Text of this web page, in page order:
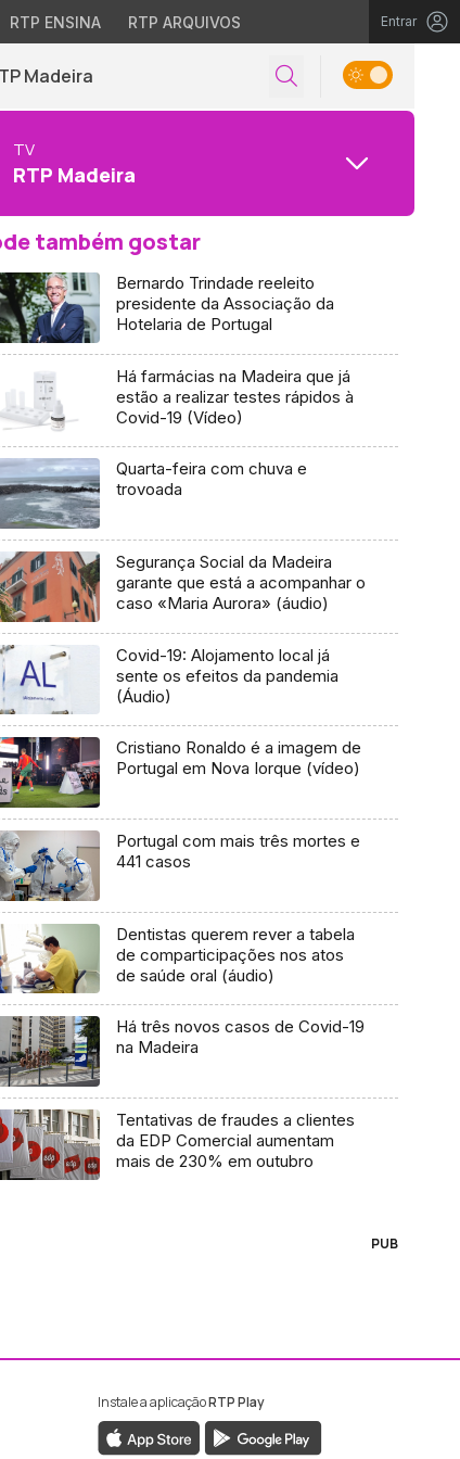
RTP ENSINA RTP ARQUIVOS Entrar
Madeira
TV
RTP Madeira
também gostar
Bernardo Trindade reeleito
presidente da Associação da
Hotelaria de Portugal
Há farmácias na Madeira que já
estão a realizar testes rápidos à
Covid-19 (Vídeo)
Quarta-feira com chuva e
trovoada
Segurança Social da Madeira
garante que está a acompanhar o
caso «Maria Aurora» (áudio)
Covid-19: Alojamento local já
sente os efeitos da pandemia
(Áudio)
Cristiano Ronaldo é a imagem de
Portugal em Nova Iorque (vídeo)
Portugal com mais três mortes e
441 casos
Dentistas querem rever a tabela
de comparticipações nos atos
de saúde oral (áudio)
Há três novos casos de Covid-19
na Madeira
Tentativas de fraudes a clientes
da EDP Comercial aumentam
mais de 230% em outubro
PUB
da RTP Madeira
da RTP Madeira
Instale a aplicaçãoRTP Play